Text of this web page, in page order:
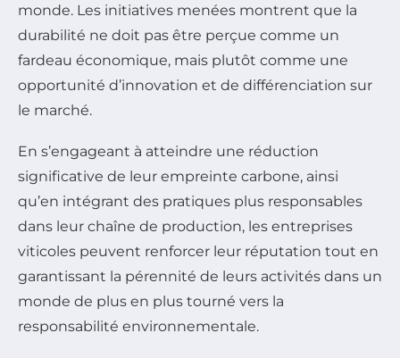
monde. Les initiatives menées montrent que la
durabilité ne doit pas être perçue comme un
fardeau économique, mais plutôt comme une
opportunité d’innovation et de différenciation sur
le marché.
En s’engageant à atteindre une réduction
significative de leur empreinte carbone, ainsi
qu’en intégrant des pratiques plus responsables
dans leur chaîne de production, les entreprises
viticoles peuvent renforcer leur réputation tout en
garantissant la pérennité de leurs activités dans un
monde de plus en plus tourné vers la
responsabilité environnementale.